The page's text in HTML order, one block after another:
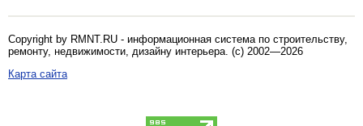
Copyright by RMNT.RU - информационная система по строительству,
ремонту, недвижимости, дизайну интерьера. (c) 2002—2026
Карта сайта